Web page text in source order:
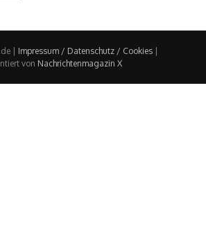
| Impressum / Datenschutz / Cookies |
von Nachrichtenmagazin X